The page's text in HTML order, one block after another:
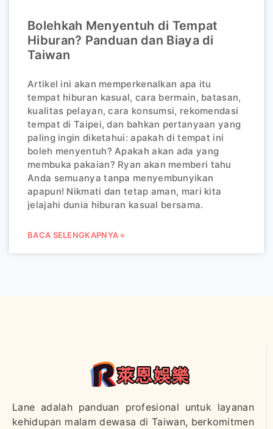
Bolehkah Menyentuh di Tempat
Hiburan? Panduan dan Biaya di
Taiwan
Artikel ini akan memperkenalkan apa itu
tempat hiburan kasual, cara bermain, batasan,
kualitas pelayan, cara konsumsi, rekomendasi
tempat di Taipei, dan bahkan pertanyaan yang
paling ingin diketahui: apakah di tempat ini
boleh menyentuh? Apakah akan ada yang
membuka pakaian? Ryan akan memberi tahu
Anda semuanya tanpa menyembunyikan
apapun! Nikmati dan tetap aman, mari kita
jelajahi dunia hiburan kasual bersama.
BACA SELENGKAPNYA »
Lane adalah panduan profesional untuk layanan
kehidupan malam dewasa di Taiwan, berkomitmen